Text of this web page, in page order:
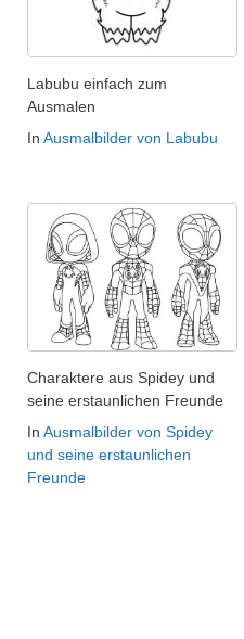
Labubu einfach zum
Ausmalen
In Ausmalbilder von Labubu
Charaktere aus Spidey und
seine erstaunlichen Freunde
In Ausmalbilder von Spidey
und seine erstaunlichen
Freunde